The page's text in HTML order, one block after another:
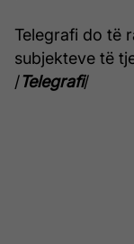
Telegrafi do të
subjekteve të
/Telegrafi/